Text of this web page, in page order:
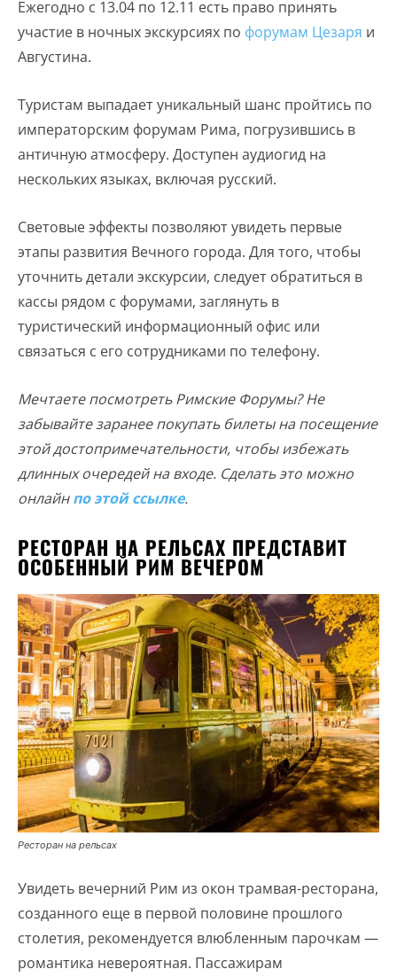
Ежегодно с 13.04 по 12.11 есть право принять
участие в ночных экскурсиях по форумам Цезаря и
Августина.
Туристам выпадает уникальный шанс пройтись по
императорским форумам Рима, погрузившись в
античную атмосферу. Доступен аудиогид на
нескольких языках, включая русский.
Световые эффекты позволяют увидеть первые
этапы развития Вечного города. Для того, чтобы
уточнить детали экскурсии, следует обратиться в
кассы рядом с форумами, заглянуть в
туристический информационный офис или
связаться с его сотрудниками по телефону.
Мечтаете посмотреть Римские Форумы? Не
забывайте заранее покупать билеты на посещение
этой достопримечательности, чтобы избежать
длинных очередей на входе. Сделать это можно
онлайнпо этой ссылке.
РЕСТОРАН НА РЕЛЬСАХ ПРЕДСТАВИТ
ОСОБЕННЫЙ РИМ ВЕЧЕРОМ
Ресторан на рельсах
Увидеть вечерний Рим из окон трамвая-ресторана,
созданного еще в первой половине прошлого
столетия, рекомендуется влюбленным парочкам —
романтика невероятная. Пассажирам